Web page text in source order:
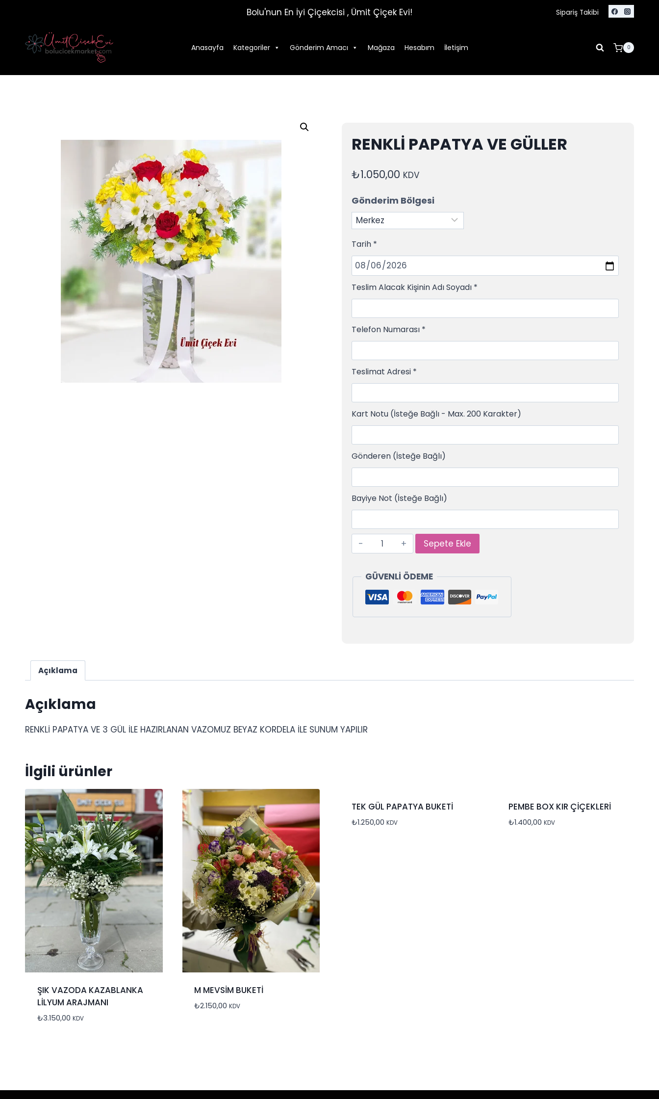
Bolu'nun En İyi Çiçekcisi , Ümit Çiçek Evi! Sipariş Takibi
Anasayfa Kategoriler Gönderim Amacı Mağaza Hesabım İletişim 0
RENKLİ PAPATYA VE GÜLLER
₺1.050,00 KDV
Gönderim Bölgesi
Tarih *
Teslim Alacak Kişinin Adı Soyadı *
Telefon Numarası *
Teslimat Adresi *
Kart Notu (İsteğe Bağlı - Max. 200 Karakter)
Gönderen (İsteğe Bağlı)
Bayiye Not (İsteğe Bağlı)
Sepete Ekle
GÜVENLİ ÖDEME
Açıklama
Açıklama
RENKLİ PAPATYA VE 3 GÜL İLE HAZIRLANAN VAZOMUZ BEYAZ KORDELA İLE SUNUM YAPILIR
İlgili ürünler
ŞIK VAZODA KAZABLANKA
LİLYUM ARAJMANI
₺3.150,00 KDV
M MEVSİM BUKETİ
₺2.150,00 KDV
TEK GÜL PAPATYA BUKETİ
₺1.250,00 KDV
PEMBE BOX KIR ÇİÇEKLERİ
₺1.400,00 KDV